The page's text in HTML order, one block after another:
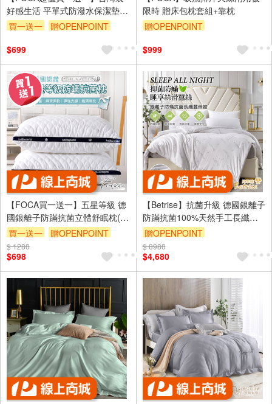
好感生活 平單式防潑水保潔墊
(單/雙/加/特)
買一送一
贈OPENPOINT
$699
限時 贈床包枕套組+靠枕
贈OPENPOINT
$999
【FOCA買一送一】五星等級 德
國銀離子防蹣抗菌立體舒眠枕(贈
天絲枕套乙對)
買一送一
贈OPENPOINT
訂單滿1999享9折
$ 1280
$698
【Betrise】抗菌升級 德國銀離子
防蹣抗菌100%天然手工長纖蠶
絲被(雙人6x7尺)
贈OPENPOINT
訂單滿1999享9折
$ 8980
$4,680